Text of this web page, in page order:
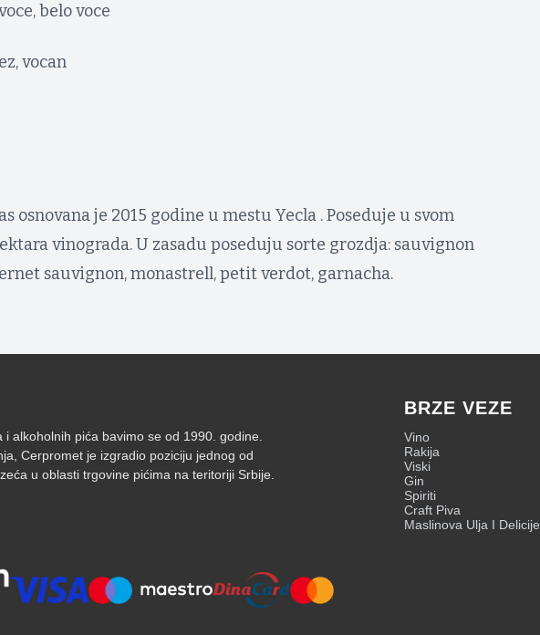
belo voce
vocan
osnovana je 2015 godine u mestu Yecla . Poseduje u svom
vinograda. U zasadu poseduju sorte grozdja: sauvignon
sauvignon, monastrell, petit verdot, garnacha.
alkoholnih pića bavimo se od 1990. godine.
Cerpromet je izgradio poziciju jednog od
u oblasti trgovine pićima na teritoriji Srbije.
BRZE VEZE
Vino
Rakija
Viski
Gin
Spiriti
Craft Piva
Maslinova Ulja I Delicije